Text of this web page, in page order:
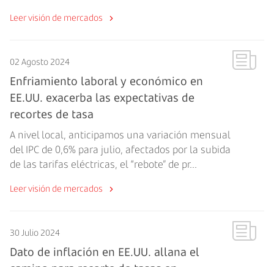
Leer visión de mercados
02 Agosto 2024
Enfriamiento laboral y económico en
EE.UU. exacerba las expectativas de
recortes de tasa
A nivel local, anticipamos una variación mensual
del IPC de 0,6% para julio, afectados por la subida
de las tarifas eléctricas, el “rebote” de pr...
Leer visión de mercados
30 Julio 2024
Dato de inflación en EE.UU. allana el